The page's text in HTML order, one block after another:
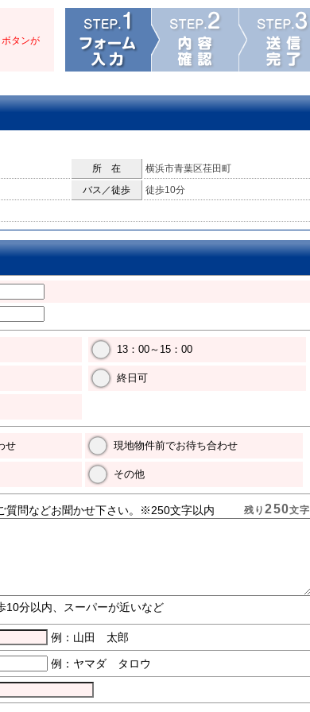
タンが
所 在
横浜市青葉区荏田町
バス／徒歩
徒歩10分
13：00～15：00
終日可
せ 現地物件前でお待ち合わせ
その他
質問などお聞かせ下さい。※250文字以内
10分以内、スーパーが近いなど
残り250文字
例：山田 太郎
例：ヤマダ タロウ